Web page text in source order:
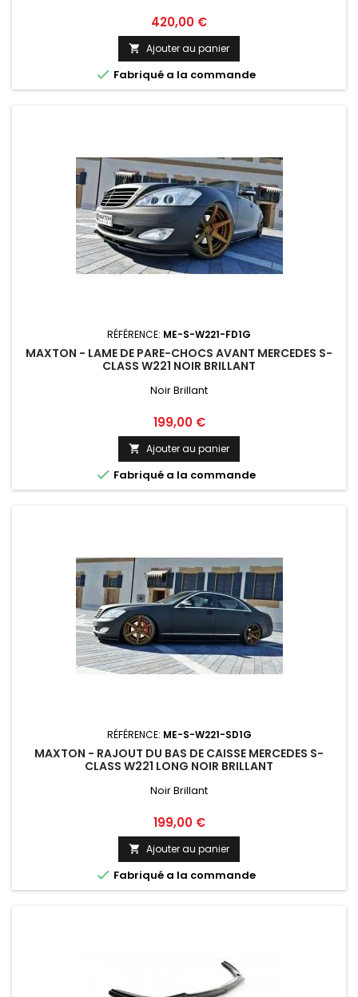
Prix
420,00 €
 Ajouter au panier
 Fabriqué a la commande
RÉFÉRENCE: ME-S-W221-FD1G
MAXTON - LAME DE PARE-CHOCS AVANT MERCEDES S-
CLASS W221 NOIR BRILLANT
Noir Brillant
Prix
199,00 €
 Ajouter au panier
 Fabriqué a la commande
RÉFÉRENCE: ME-S-W221-SD1G
MAXTON - RAJOUT DU BAS DE CAISSE MERCEDES S-
CLASS W221 LONG NOIR BRILLANT
Noir Brillant
Prix
199,00 €
 Ajouter au panier
 Fabriqué a la commande